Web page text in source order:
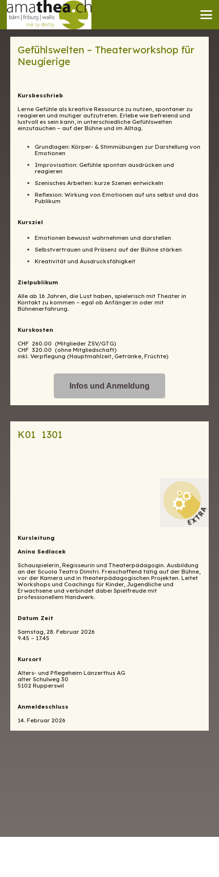
Gefühlswelten – Theaterworkshop für
Neugierige
Kursbeschrieb
Lerne Gefühle als kreative Ressource zu nutzen, spontaner zu
reagieren und mutiger aufzutreten. Erlebe wie befreiend und
lustvoll es sein kann, in unterschiedliche Gefühlswelten
einzutauchen − auf der Bühne und im Alltag.
Grundlagen: Körper- & Stimmübungen zur Darstellung von
Emotionen
Improvisation: Gefühle spontan ausdrücken und
reagieren
Szenisches Arbeiten: kurze Szenen entwickeln
Reflexion: Wirkung von Emotionen auf uns selbst und das
Publikum
Kursziel
Emotionen bewusst wahrnehmen und darstellen
Selbstvertrauen und Präsenz auf der Bühne stärken
Kreativität und Ausdrucksfähigkeit
Zielpublikum
Alle ab 16 Jahren, die Lust haben, spielerisch mit Theater in
Kontakt zu kommen – egal ob Anfänger:in oder mit
Bühnenerfahrung.
Kurskosten
CHF 260.00 (Mitglieder ZSV/GTG)
CHF 320.00 (ohne Mitgliedschaft)
inkl. Verpflegung (Hauptmahlzeit, Getränke, Früchte)
Infos und Anmeldung
K01 1301
Kursleitung
Anina Sedlacek
Schauspielerin, Regisseurin und Theaterpädagogin. Ausbildung
an der Scuola Teatro Dimitri. Freischaffend tätig auf der Bühne,
vor der Kamera und in theaterpädagogischen Projekten. Leitet
Workshops und Coachings für Kinder, Jugendliche und
Erwachsene und verbindet dabei Spielfreude mit
professionellem Handwerk.
Datum Zeit
Samstag, 28. Februar 2026
9.45 – 17.45
Kursort
Alters- und Pflegeheim Länzerthus AG
alter Schulweg 30
5102 Rupperswil
Anmeldeschluss
14. Februar 2026